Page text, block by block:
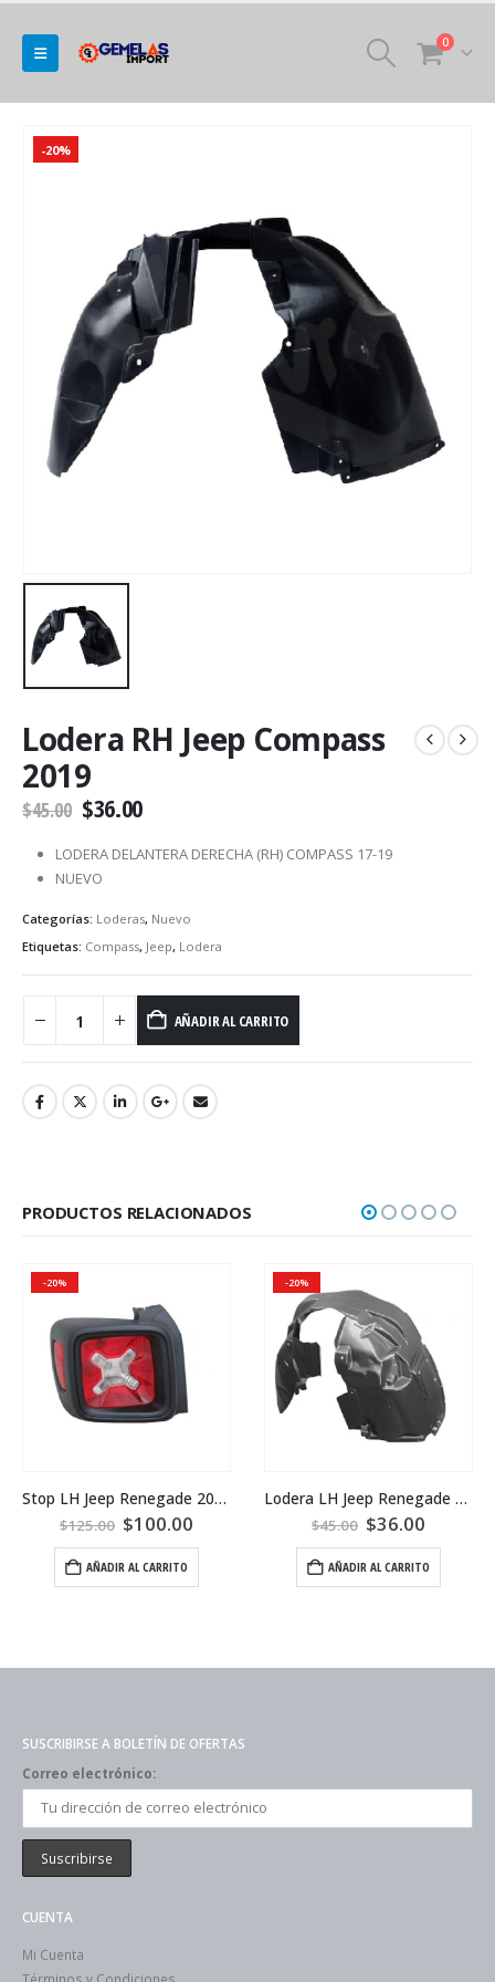
0
-20%
Lodera RH Jeep Compass
2019
$45.00 $36.00
LODERA DELANTERA DERECHA (RH) COMPASS 17-19
NUEVO
Categorías: Loderas, Nuevo
Etiquetas: Compass, Jeep, Lodera
AÑADIR AL CARRITO
PRODUCTOS RELACIONADOS
-20%
Stop LH Jeep Renegade 2019
$125.00 $100.00
AÑADIR AL CARRITO
-20%
Lodera LH Jeep Renegade 2019
$45.00 $36.00
AÑADIR AL CARRITO
SUSCRIBIRSE A BOLETÍN DE OFERTAS
Correo electrónico:
CUENTA
Mi Cuenta